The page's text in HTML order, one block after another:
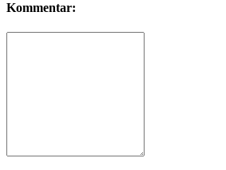
Kommentar: